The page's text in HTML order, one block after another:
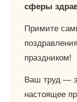
сферы
Примите
праздником!
Ваш труд —
настоящее